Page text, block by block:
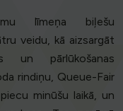
līmeņa biļešu
veidu, kā aizsargāt
un pārlūkošanas
rindiņu, Queue-Fair
minūšu laikā, un